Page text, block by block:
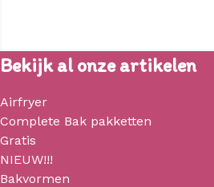
Bekijk al onze artikelen
Airfryer
Complete Bak pakketten
Gratis
NIEUW!!!
Bakvormen